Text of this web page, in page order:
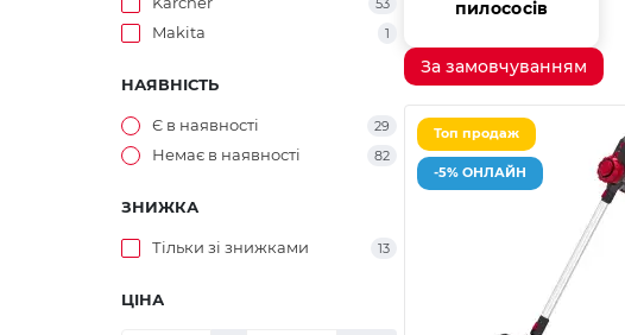
53
Makita 1
НАЯВНІСТЬ
Є в наявності 29
Немає в наявності 82
ЗНИЖКА
Тільки зі знижками 13
ЦІНА
пилососів
За замовчуванням
Топ продаж
-5% ОНЛАЙН